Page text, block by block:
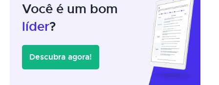
Você é um bom
líder?
Descubra agora!